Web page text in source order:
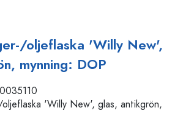
oljeflaska 'Willy New',
mynning: DOP